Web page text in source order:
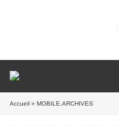
Accueil » MOBILE.ARCHIVES